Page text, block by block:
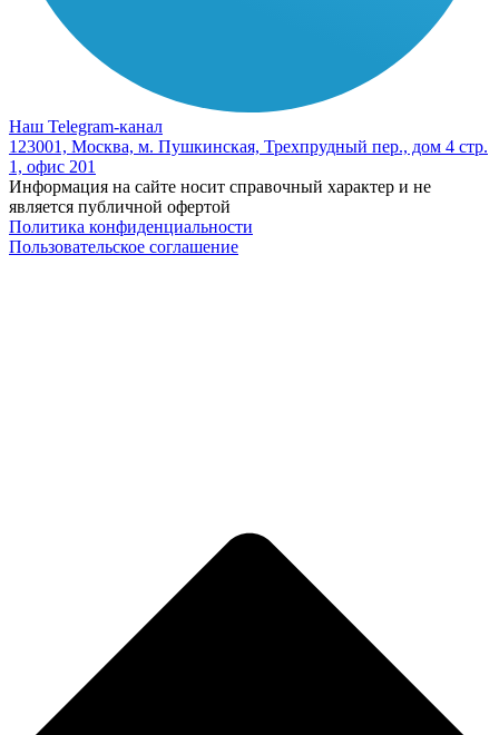
Наш Telegram-канал
123001, Москва, м. Пушкинская, Трехпрудный пер., дом 4 стр.
1, офис 201
Информация на сайте носит справочный характер и не
является публичной офертой
Политика конфиденциальности
Пользовательское соглашение